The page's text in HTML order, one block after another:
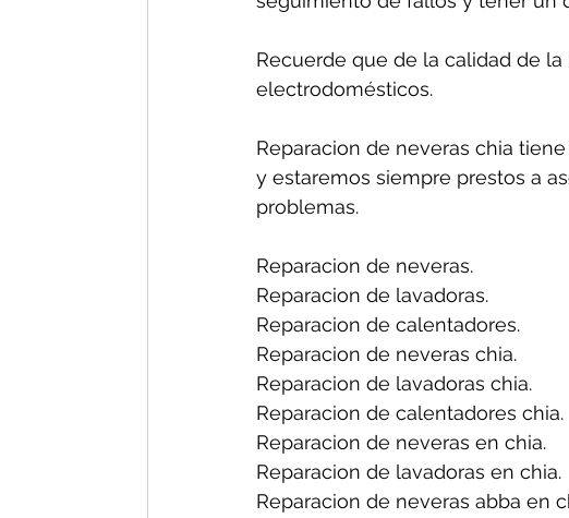
Recuerde que de la calidad de
electrodomésticos.
Reparacion de neveras chia
y estaremos siempre prestos a
problemas.
Reparacion de neveras.
Reparacion de lavadoras.
Reparacion de calentadores.
Reparacion de neveras chia.
Reparacion de lavadoras chia.
Reparacion de calentadores chia.
Reparacion de neveras en chia.
Reparacion de lavadoras en chia.
Reparacion de neveras abba en